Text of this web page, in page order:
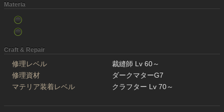
Materia
Craft & Repair
修理レベル
裁縫師 Lv 60～
修理資材
ダークマターG7
マテリア装着レベル
クラフター Lv 70～